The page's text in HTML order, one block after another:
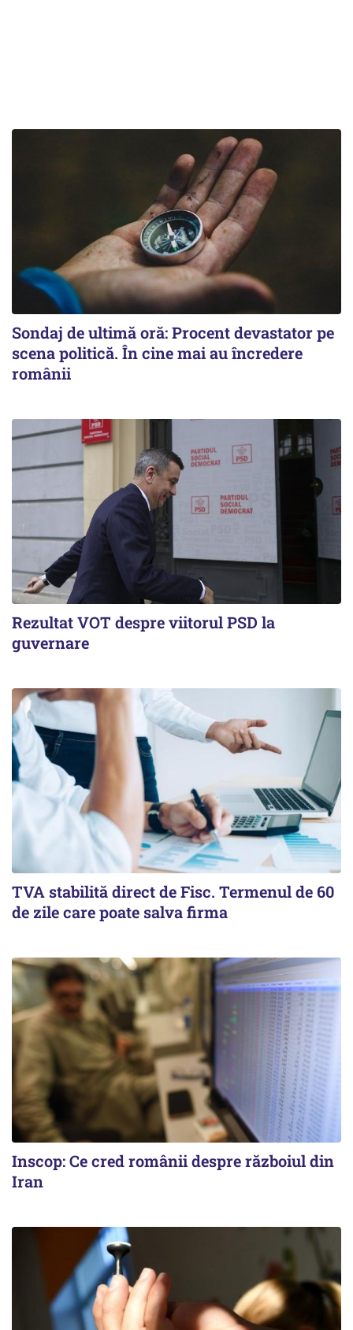
Sondaj de ultimă oră: Procent devastator pe
scena politică. În cine mai au încredere
românii
Rezultat VOT despre viitorul PSD la
guvernare
TVA stabilită direct de Fisc. Termenul de 60
de zile care poate salva firma
Inscop: Ce cred românii despre războiul din
Iran